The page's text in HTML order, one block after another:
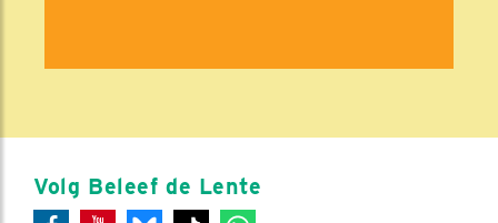
Volg Beleef de Lente